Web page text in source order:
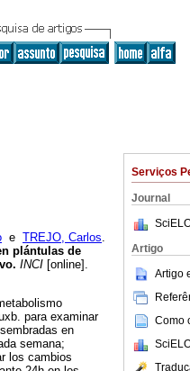
Serviços
Journal
Artigo
Artigo
Como
e TREJO, Carlos.
plántulas de
. INCI [online].
para examinar
en
semana;
los cambios